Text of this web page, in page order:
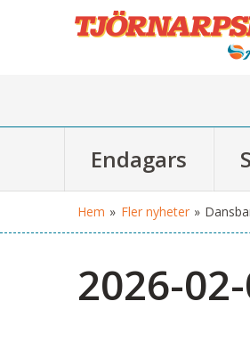
Endagars
Hem » Fler nyheter »
2026-